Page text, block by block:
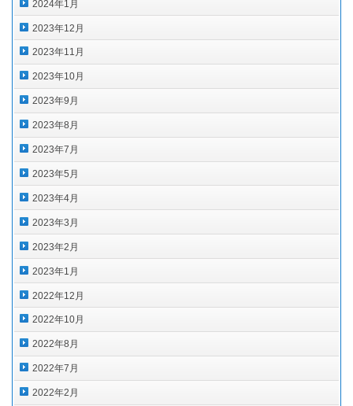
2024年1月
2023年12月
2023年11月
2023年10月
2023年9月
2023年8月
2023年7月
2023年5月
2023年4月
2023年3月
2023年2月
2023年1月
2022年12月
2022年10月
2022年8月
2022年7月
2022年2月